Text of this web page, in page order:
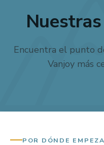
Encuentra el punto
Vanjoy más
POR DÓNDE